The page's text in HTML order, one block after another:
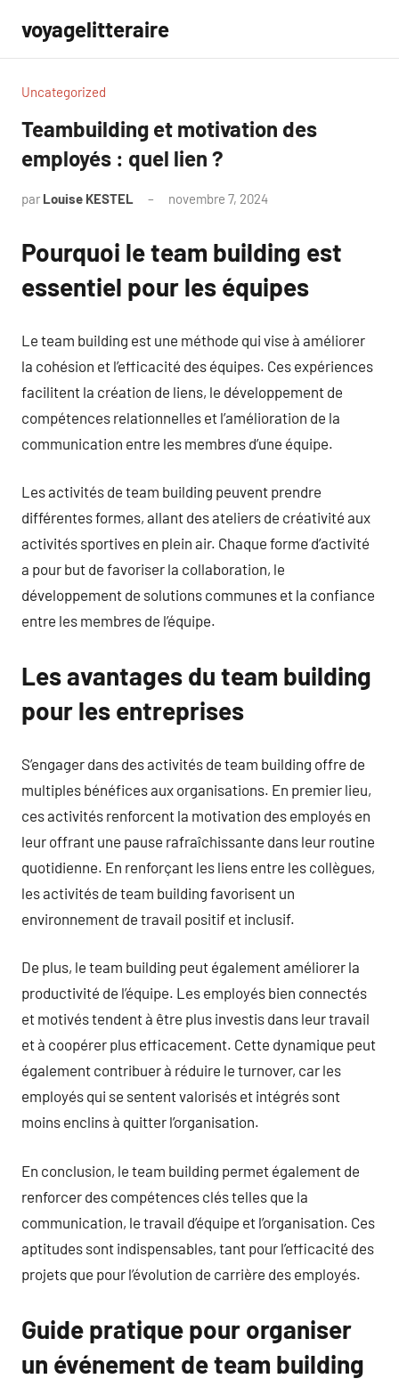
contenu
voyagelitteraire
Uncategorized
Teambuilding et motivation des
employés : quel lien ?
par Louise KESTEL novembre 7, 2024
Pourquoi le team building est
essentiel pour les équipes
Le team building est une méthode qui vise à améliorer
la cohésion et l’efficacité des équipes. Ces expériences
facilitent la création de liens, le développement de
compétences relationnelles et l’amélioration de la
communication entre les membres d’une équipe.
Les activités de team building peuvent prendre
différentes formes, allant des ateliers de créativité aux
activités sportives en plein air. Chaque forme d’activité
a pour but de favoriser la collaboration, le
développement de solutions communes et la confiance
entre les membres de l’équipe.
Les avantages du team building
pour les entreprises
S’engager dans des activités de team building offre de
multiples bénéfices aux organisations. En premier lieu,
ces activités renforcent la motivation des employés en
leur offrant une pause rafraîchissante dans leur routine
quotidienne. En renforçant les liens entre les collègues,
les activités de team building favorisent un
environnement de travail positif et inclusif.
De plus, le team building peut également améliorer la
productivité de l’équipe. Les employés bien connectés
et motivés tendent à être plus investis dans leur travail
et à coopérer plus efficacement. Cette dynamique peut
également contribuer à réduire le turnover, car les
employés qui se sentent valorisés et intégrés sont
moins enclins à quitter l’organisation.
En conclusion, le team building permet également de
renforcer des compétences clés telles que la
communication, le travail d’équipe et l’organisation. Ces
aptitudes sont indispensables, tant pour l’efficacité des
projets que pour l’évolution de carrière des employés.
Guide pratique pour organiser
un événement de team building